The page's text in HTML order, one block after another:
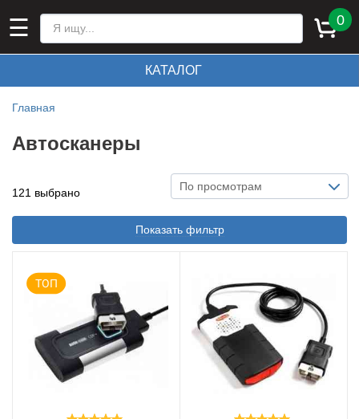
☰ 0
КАТАЛОГ
Главная
Автосканеры
121 выбрано По просмотрам
Показать фильтр